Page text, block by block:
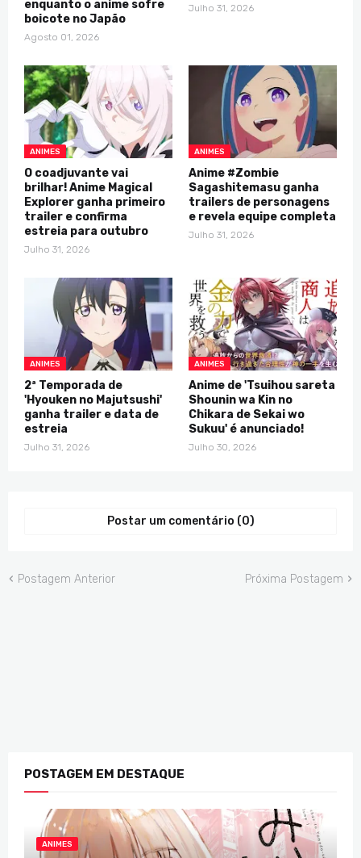
enquanto o anime sofre
boicote no Japão
Agosto 01, 2026
Julho 31, 2026
ANIMES
O coadjuvante vai
brilhar! Anime Magical
Explorer ganha primeiro
trailer e confirma
estreia para outubro
Julho 31, 2026
ANIMES
Anime #Zombie
Sagashitemasu ganha
trailers de personagens
e revela equipe completa
Julho 31, 2026
ANIMES
2ª Temporada de
'Hyouken no Majutsushi'
ganha trailer e data de
estreia
Julho 31, 2026
ANIMES
Anime de 'Tsuihou sareta
Shounin wa Kin no
Chikara de Sekai wo
Sukuu' é anunciado!
Julho 30, 2026
Postar um comentário (0)
Postagem Anterior Próxima Postagem
POSTAGEM EM DESTAQUE
ANIMES